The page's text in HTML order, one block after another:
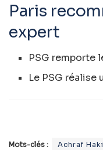
Paris
expert
PSG remporte
Le PSG réalise
Mots-clés : Achraf